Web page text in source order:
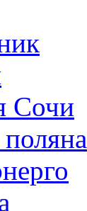
Сочи